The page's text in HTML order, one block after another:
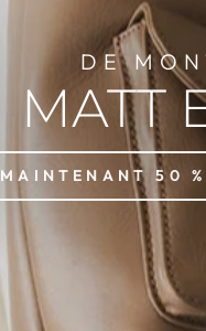
DE
MATT
MAINTENANT 50